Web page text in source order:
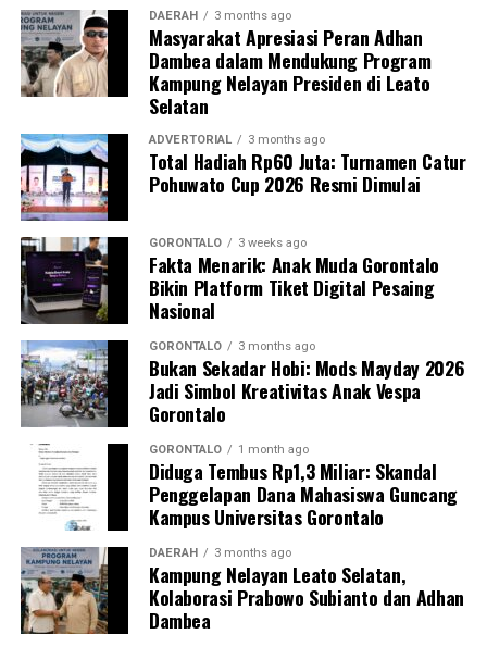
Selain skrining TBC, mahasiswa turut mendampingi
nakes Puskesmas Talaga Jaya dalam memberikan
pelayanan Cek Kesehatan Gratis (CKG), meliputi
pengukuran tekanan darah, cek kadar gula darah, dan
penapisan faktor risiko penyakit tidak menular (PTM)
sebagai upaya promotif-preventif.
Perwakilan DPL KKN-PK, Dr. dr. Vivien Novarina A.
Kasim, M.Kes., menegaskan bahwa keterlibatan
mahasiswa merupakan bentuk perwujudan Tri Dharma
Perguruan Tinggi dalam mengawal transformasi
layanan kesehatan primer.
“Kehadiran mahasiswa mempercepat jangkauan skema
active case findingTBC yang dicanangkan pemerintah.
Sinergi multisektor antara perguruan tinggi, dinas
kesehatan, puskesmas, dan pemerintah desa seperti
inilah yang menjadi kunci sukses pembentukan
masyarakat sadar sehat,” jelas Dr. Vivien.
Masyarakat Desa Luwoo menyambut antusias agenda
terpadu ini. Ratusan warga memanfaatkan layanan
pemeriksaan kesehatan gratis sekaligus berkonsultasi
mengenai pola hidup bersih dan sehat (PHBS)
pencegahan tuberkulosis.
DAERAH 3 months ago
Masyarakat Apresiasi Peran Adhan
Dambea dalam Mendukung Program
Kampung Nelayan Presiden di Leato
Selatan
ADVERTORIAL 3 months ago
Total Hadiah Rp60 Juta: Turnamen Catur
Pohuwato Cup 2026 Resmi Dimulai
GORONTALO 3 weeks ago
Fakta Menarik: Anak Muda Gorontalo
Bikin Platform Tiket Digital Pesaing
Nasional
GORONTALO 3 months ago
Bukan Sekadar Hobi: Mods Mayday 2026
Jadi Simbol Kreativitas Anak Vespa
Gorontalo
GORONTALO 1 month ago
Diduga Tembus Rp1,3 Miliar: Skandal
Penggelapan Dana Mahasiswa Guncang
Kampus Universitas Gorontalo
DAERAH 3 months ago
Kampung Nelayan Leato Selatan,
Kolaborasi Prabowo Subianto dan Adhan
Dambea